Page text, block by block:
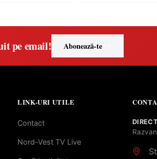
pe email! Abonează-te
LINK-URI UTILE
Contact
Nord-Vest TV Live